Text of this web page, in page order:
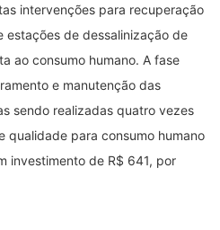
intervenções para recuperação
de dessalinização de
ao consumo humano. A fase
e manutenção das
sendo realizadas quatro vezes
qualidade para consumo humano
investimento de R$ 641, por